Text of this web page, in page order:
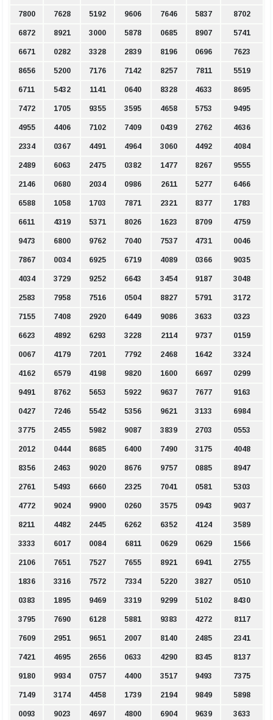
7800 7628 5192 9606 7646 5837 8702
6872 8921 3000 5878 0685 8907 5741
6671 0282 3328 2839 8196 0696 7623
8656 5200 7176 7142 8257 7811 5519
6711 5432 1141 0640 8328 4633 8695
7472 1705 9355 3595 4658 5753 9495
4955 4406 7102 7409 0439 2762 4636
2334 0367 4491 4964 3060 4492 4084
2489 6063 2475 0382 1477 8267 9555
2146 0680 2034 0986 2611 5277 6466
6588 1058 1703 7871 2321 8377 1783
6611 4319 5371 8026 1623 8709 4759
9473 6800 9762 7040 7537 4731 0046
7867 0034 6925 6719 4089 0366 9035
4034 3729 9252 6643 3454 9187 3048
2583 7958 7516 0504 8827 5791 3172
7155 7408 2920 6449 9086 3633 0323
6623 4892 6293 3228 2114 9737 0159
0067 4179 7201 7792 2468 1642 3324
4162 6579 4198 9820 1600 6697 0299
9491 8762 5653 5922 9637 7677 9163
0427 7246 5542 5356 9621 3133 6984
3775 2455 5982 9087 3839 2703 0553
2012 0444 8685 6400 7490 3175 4048
8356 2463 9020 8676 9757 0885 8947
2761 5493 6660 2325 7041 0581 5303
4772 9024 9900 0260 3575 0943 9037
8211 4482 2445 6262 6352 4124 3589
3333 6017 0084 6811 0629 0629 1566
2106 7651 7527 7655 8921 6941 2755
1836 3316 7572 7334 5220 3827 0510
0383 1895 9469 3319 9299 5102 8430
3795 7690 6128 5881 9383 4272 8117
7609 2951 9651 2007 8140 2485 2341
7421 4695 2656 0633 4290 8345 8137
9180 9934 0757 4400 3517 9493 7375
7149 3174 4458 1739 2194 9849 5898
0093 9023 4697 4800 6904 9639 3633